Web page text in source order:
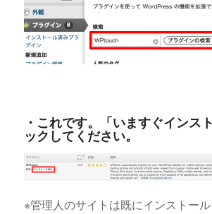
・これです。「いますぐインス
ックしてください。
※管理人のサイトは既にインストー